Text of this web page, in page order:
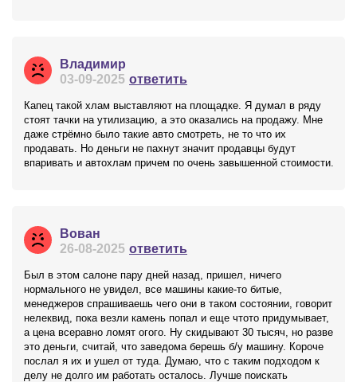
Владимир
03-09-2025 ответить
Капец такой хлам выставляют на площадке. Я думал в ряду
стоят тачки на утилизацию, а это оказались на продажу. Мне
даже стрёмно было такие авто смотреть, не то что их
продавать. Но деньги не пахнут значит продавцы будут
впаривать и автохлам причем по очень завышенной стоимости.
Вован
26-08-2025 ответить
Был в этом салоне пару дней назад, пришел, ничего
нормального не увидел, все машины какие-то битые,
менеджеров спрашиваешь чего они в таком состоянии, говорит
нелеквид, пока везли камень попал и еще чтото придумывает,
а цена всеравно ломят огого. Ну скидывают 30 тысяч, но разве
это деньги, считай, что заведома берешь б/у машину. Короче
послал я их и ушел от туда. Думаю, что с таким подходом к
делу не долго им работать осталось. Лучше поискать